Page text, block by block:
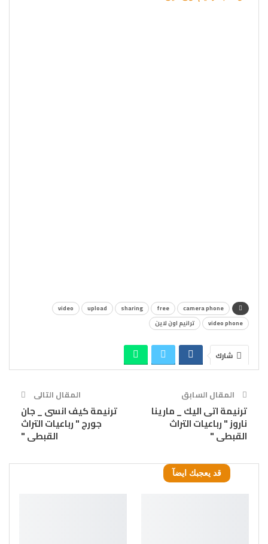
camera phone
free
sharing
upload
video
video phone
ترانيم اون لاين
شارك
المقال السابق
ترنيمة اتى اليك _ مارينا
ناروز " رباعيات التراث
القبطى "
المقال التالى
ترنيمة كيف انسى _ جان
جورج " رباعيات التراث
القبطى "
قد يعجبك ايضآ